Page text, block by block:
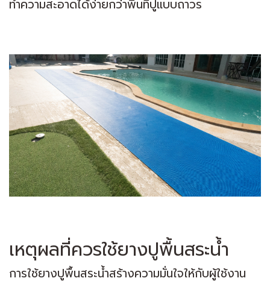
ทำความสะอาดได้ง่ายกว่าพื้นที่ปูแบบถาวร
เหตุผลที่ควรใช้ยางปูพื้นสระน้ำ
การใช้ยางปูพื้นสระน้ำสร้างความมั่นใจให้กับผู้ใช้งาน